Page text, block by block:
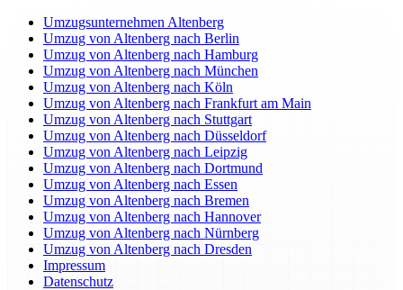
Umzugsunternehmen Altenberg
Umzug von Altenberg nach Berlin
Umzug von Altenberg nach Hamburg
Umzug von Altenberg nach München
Umzug von Altenberg nach Köln
Umzug von Altenberg nach Frankfurt am Main
Umzug von Altenberg nach Stuttgart
Umzug von Altenberg nach Düsseldorf
Umzug von Altenberg nach Leipzig
Umzug von Altenberg nach Dortmund
Umzug von Altenberg nach Essen
Umzug von Altenberg nach Bremen
Umzug von Altenberg nach Hannover
Umzug von Altenberg nach Nürnberg
Umzug von Altenberg nach Dresden
Impressum
Datenschutz